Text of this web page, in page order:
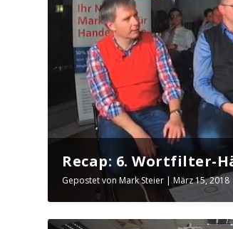
Recap: 6. Wortfilter-
Gepostet vonMark Steier |März 15, 2018